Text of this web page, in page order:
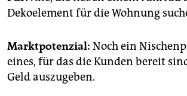
Dekoelement für die Wohnung
Marktpotenzial: Noch ein
eines, für das die Kunden bereit
Geld auszugeben.